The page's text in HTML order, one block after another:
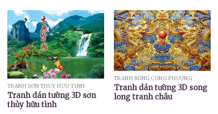
TRANH SƠN THỦY HỮU TÌNH
Tranh dán tường 3D sơn
thủy hữu tình
TRANH RỒNG CÔNG PHƯỢNG
Tranh dán tường 3D song
long tranh châu